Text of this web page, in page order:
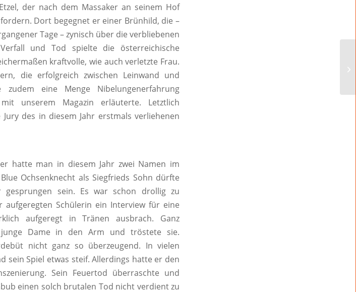
der nach dem Massaker an seinem Hof
Dort begegnet er einer Brünhild, die –
Tage – zynisch über die verbliebenen
und Tod spielte die österreichische
kraftvolle, wie auch verletzte Frau.
die erfolgreich zwischen Leinwand und
eine Menge Nibelungenerfahrung
unserem Magazin erläuterte. Letztlich
des in diesem Jahr erstmals verliehenen
hatte man in diesem Jahr zwei Namen im
Ochsenknecht als Siegfrieds Sohn dürfte
gesprungen sein. Es war schon drollig zu
Schülerin ein Interview für eine
aufgeregt in Tränen ausbrach. Ganz
Dame in den Arm und tröstete sie.
nicht ganz so überzeugend. In vielen
sein Spiel etwas steif. Allerdings hatte er den
Sein Feuertod überraschte und
einen solch brutalen Tod nicht verdient zu